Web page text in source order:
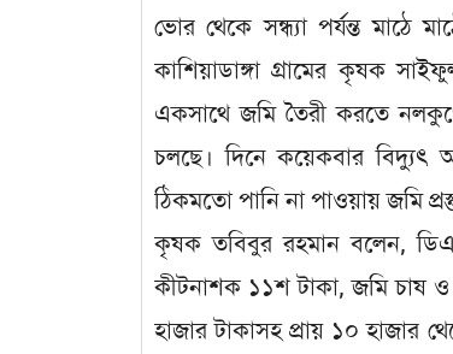
ভোর থেকে সন্ধ্যা পর্যন্ত মাঠে
কাশিয়াডাঙ্গা গ্রামের কৃষক
একসাথে জমি তৈরী করতে
চলছে। দিনে কয়েকবার বিদ্যুৎ
ঠিকমতো পানি না পাওয়ায় জমি
কৃষক তবিবুর রহমান বলেন,
কীটনাশক ১১শ টাকা, জমি চাষ ও
হাজার টাকাসহ প্রায় ১০ হাজার